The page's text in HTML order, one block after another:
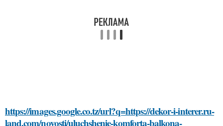
https://images.google.co.tz/url?q=https://dekor-i-interer.ru-
land.com/novosti/uluchshenie-komforta-balkona-